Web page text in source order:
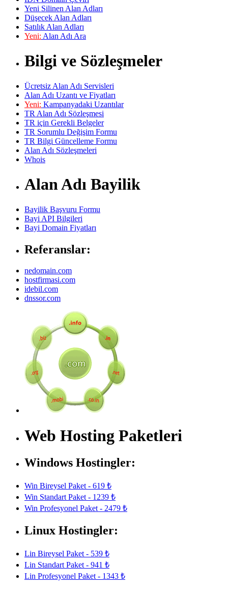
Yeni Silinen Alan Adları
Düşecek Alan Adları
Satılık Alan Adları
Yeni: Alan Adı Ara
Bilgi ve Sözleşmeler
Ücretsiz Alan Adı Servisleri
Alan Adı Uzantı ve Fiyatları
Yeni: Kampanyadaki Uzantılar
TR Alan Adı Sözleşmesi
TR için Gerekli Belgeler
TR Sorumlu Değişim Formu
TR Bilgi Güncelleme Formu
Alan Adı Sözleşmeleri
Whois
Alan Adı Bayilik
Bayilik Başvuru Formu
Bayi API Bilgileri
Bayi Domain Fiyatları
Referanslar:
nedomain.com
hostfirmasi.com
idebil.com
dnssor.com
Web Hosting Paketleri
Windows Hostingler:
Win Bireysel Paket - 619 ₺
Win Standart Paket - 1239 ₺
Win Profesyonel Paket - 2479 ₺
Linux Hostingler:
Lin Bireysel Paket - 539 ₺
Lin Standart Paket - 941 ₺
Lin Profesyonel Paket - 1343 ₺